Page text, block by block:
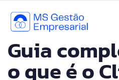
IN:
CONSULTORIA
Guia
o que é o
on: